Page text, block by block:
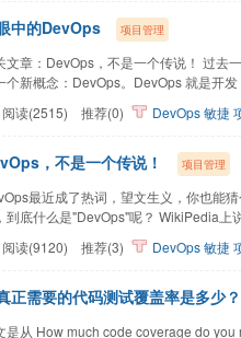
中的DevOps 项目管理
文章：DevOps，不是一个传说！ 过去
个新概念：DevOps。DevOps 就是开
阅读(2515)
推荐(0) DevOps敏捷
，不是一个传说！ 项目管理
最近成了热词，望文生义，你也能
到底什么是"DevOps"呢？ WikiPedia上
阅读(9120)
推荐(3) DevOps敏捷
正需要的代码测试覆盖率是多少？
是从 How much code coverage do